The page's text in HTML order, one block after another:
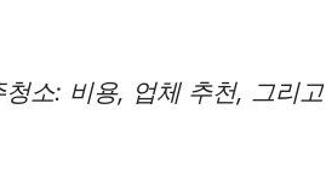
소: 비용, 업체 추천, 그리